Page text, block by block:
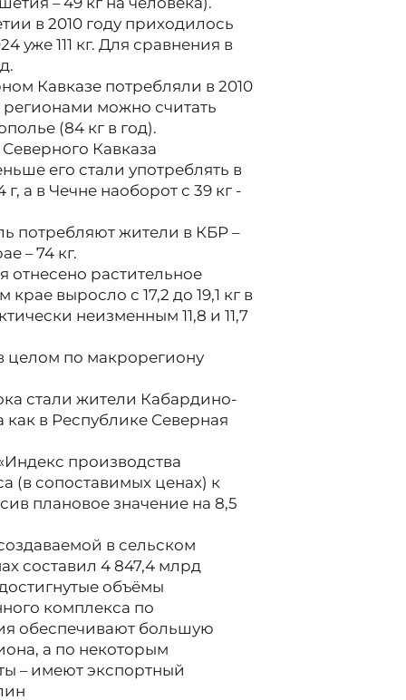
в 2010 году приходилось
уже 111 кг. Для сравнения в
Кавказе потребляли в 2010
регионами можно считать
(84 кг в год).
Кавказа
его стали употреблять в
а в Чечне наоборот с 39 кг -
потребляют жители в КБР –
– 74 кг.
отнесено растительное
выросло с 17,2 до 19,1 кг в
неизменным 11,8 и 11,7
целом по макрорегиону
стали жители Кабардино-
как в Республике Северная
производства
(в сопоставимых ценах) к
плановое значение на 8,5
в сельском
составил 4 847,4 млрд
объёмы
комплекса по
обеспечивают большую
а по некоторым
– имеют экспортный